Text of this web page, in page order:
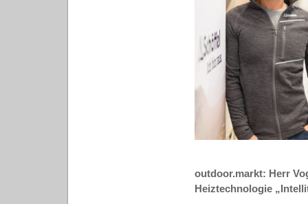
outdoor.markt: Herr
Heiztechnologie